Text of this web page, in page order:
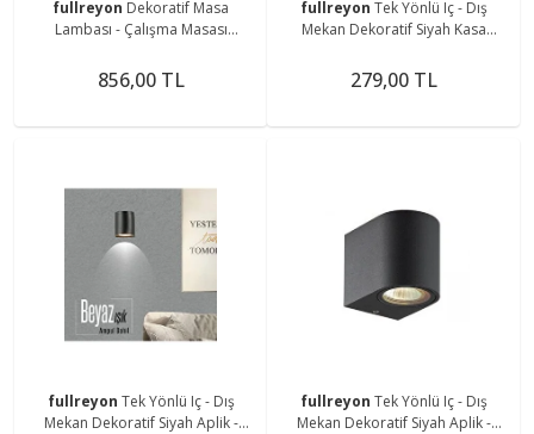
fullreyon Dekoratif Masa
Lambası - Çalışma Masası
856,00 TL
fullreyon Tek Yönlü Iç - Dış
Mekan Dekoratif Siyah Kasa
Veranda Apliği (AMPUL HARİÇ)
279,00 TL
fullreyon Tek Yönlü Iç - Dış
Mekan Dekoratif Siyah Aplik -
fullreyon Tek Yönlü Iç - Dış
Mekan Dekoratif Siyah Aplik -